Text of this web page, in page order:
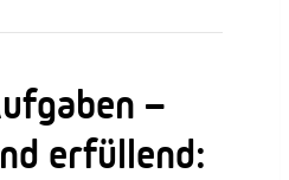
–
erfüllend: